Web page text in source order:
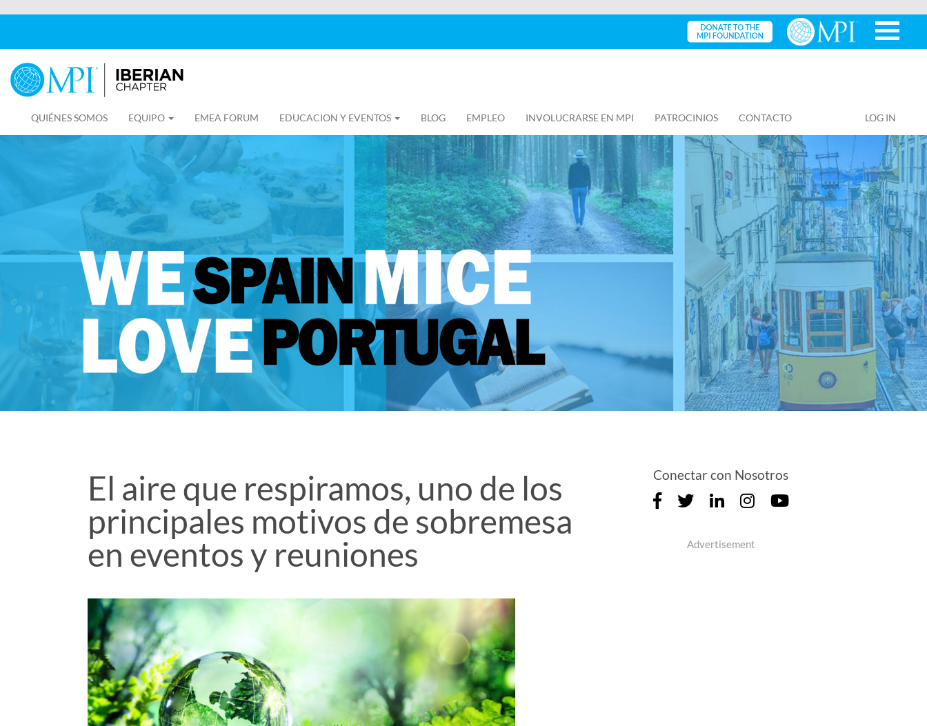
QUIÉNES SOMOS EQUIPO EMEA FORUM EDUCACION Y EVENTOS BLOG EMPLEO INVOLUCRARSE EN MPI PATROCINIOS CONTACTO LOG IN
El aire que respiramos, uno de los
principales motivos de sobremesa
en eventos y reuniones
Conectar con Nosotros
Advertisement